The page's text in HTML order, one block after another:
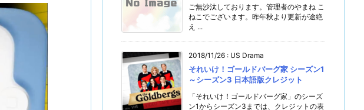
ご無沙汰しております。管理者のやまね こ
ねこでございます。昨年秋より更新が途絶
え ...
2018/11/26 : US Drama
それいけ！ゴールドバーグ家 シーズン1
～シーズン3 日本語版クレジット
「それいけ！ゴールドバーグ家」のシーズ
ン1からシーズン3までは、クレジットの表